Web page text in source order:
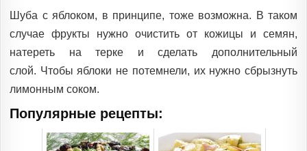
Шуба с яблоком, в принципе, тоже возможна. В таком
случае фрукты нужно очистить от кожицы и семян,
натереть на терке и сделать дополнительный
слой. Чтобы яблоки не потемнели, их нужно сбрызнуть
лимонным соком.
Популярные рецепты: